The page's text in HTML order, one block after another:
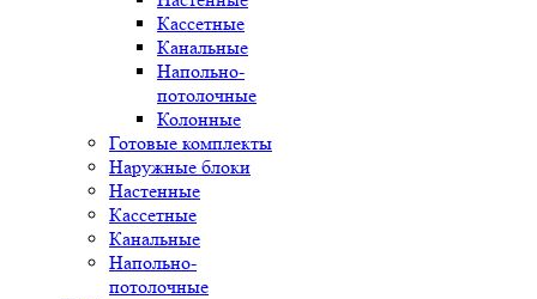
Кассетные
Канальные
Напольно-
потолочные
Колонные
Готовые комплекты
Наружные блоки
Настенные
Кассетные
Канальные
Напольно-
потолочные